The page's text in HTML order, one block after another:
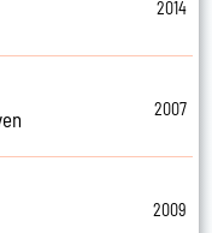
2014
2007
2009